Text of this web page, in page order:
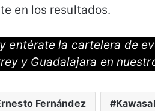
en los resultados.
entérate la cartelera de
y Guadalajara en
Fernández